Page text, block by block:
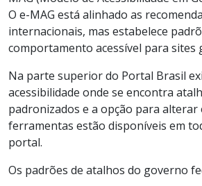
O e-MAG está alinhado as
internacionais, mas estabelece
comportamento acessível para sites
Na parte superior do Portal Brasil
acessibilidade onde se encontra
padronizados e a opção para alterar
ferramentas estão disponíveis em
portal.
Os padrões de atalhos do governo